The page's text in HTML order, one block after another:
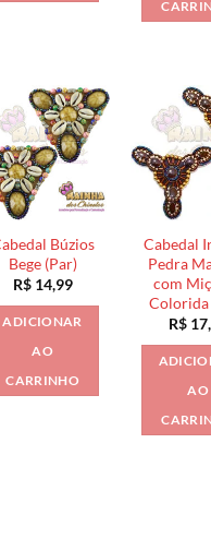
Búzios
Bege (Par)
R$14,99
ADICIONAR
AO
CARRINHO
Cabedal
Pedra
com
Colorida
R$
AO